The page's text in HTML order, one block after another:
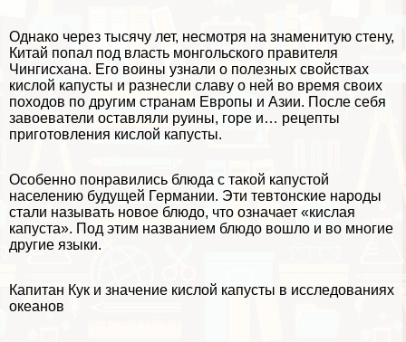
Однако через тысячу лет, несмотря на знаменитую стену,
Китай попал под власть монгольского правителя
Чингисхана. Его воины узнали о полезных свойствах
кислой капусты и разнесли славу о ней во время своих
походов по другим странам Европы и Азии. После себя
завоеватели оставляли руины, горе и… рецепты
приготовления кислой капусты.
Особенно понравились блюда с такой капустой
населению будущей Германии. Эти тевтонские народы
стали называть новое блюдо, что означает «кислая
капуста». Под этим названием блюдо вошло и во многие
другие языки.
Капитан Кук и значение кислой капусты в исследованиях
океанов